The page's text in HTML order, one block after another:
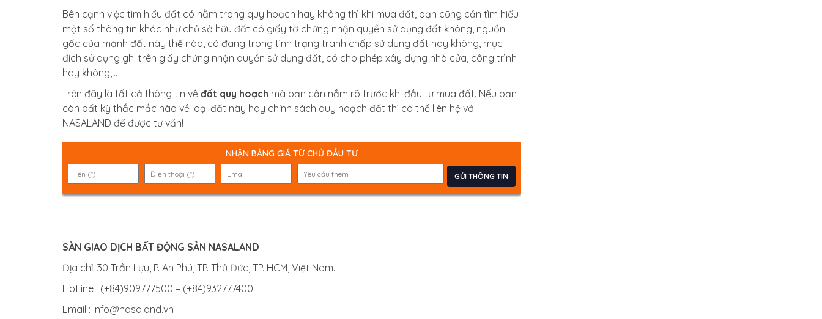
Bên cạnh việc tìm hiểu đất có nằm trong quy hoạch hay không thì khi mua đất, bạn cũng cần tìm hiểu
một số thông tin khác như chủ sở hữu đất có giấy tờ chứng nhận quyền sử dụng đất không, nguồn
gốc của mảnh đất này thế nào, có đang trong tình trạng tranh chấp sử dụng đất hay không, mục
đích sử dụng ghi trên giấy chứng nhận quyền sử dụng đất, có cho phép xây dựng nhà cửa, công trình
hay không,…
Trên đây là tất cả thông tin về đất quy hoạch mà bạn cần nắm rõ trước khi đầu tư mua đất. Nếu bạn
còn bất kỳ thắc mắc nào về loại đất này hay chính sách quy hoạch đất thì có thể liên hệ với
NASALAND để được tư vấn!
NHẬN BẢNG GIÁ TỪ CHỦ ĐẦU TƯ
SÀN GIAO DỊCH BẤT ĐỘNG SẢN NASALAND
Địa chỉ: 30 Trần Lựu, P. An Phú, TP. Thủ Đức, TP. HCM, Việt Nam.
Hotline : (+84)909777500 – (+84)932777400
Email : info@nasaland.vn